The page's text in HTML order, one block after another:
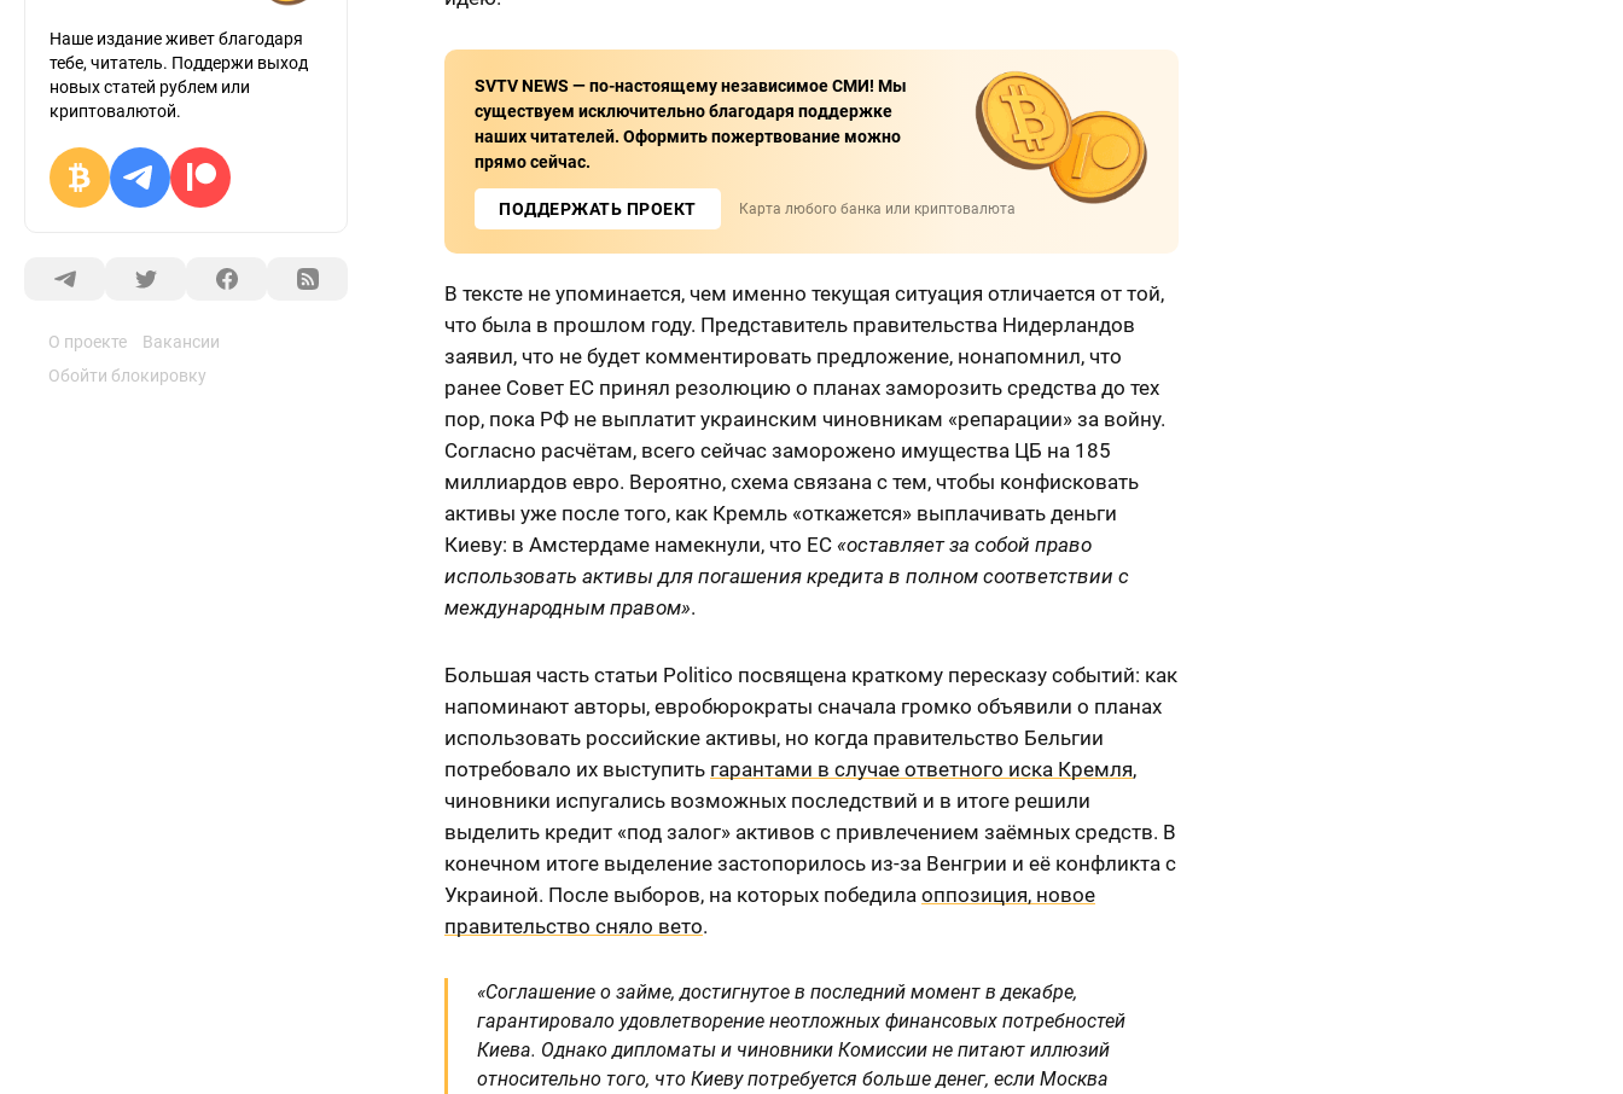
Наше издание живет благодаря
тебе, читатель. Поддержи выход
новых статей рублем или
криптовалютой.
О проекте
Вакансии
Обойти блокировку
SVTV NEWS — по-настоящему независимое СМИ! Мы
существуем исключительно благодаря поддержке
наших читателей. Оформить пожертвование можно
прямо сейчас.
ПОДДЕРЖАТЬ ПРОЕКТ Карта любого банка или криптовалюта
В тексте не упоминается, чем именно текущая ситуация отличается от той,
что была в прошлом году. Представитель правительства Нидерландов
заявил, что не будет комментировать предложение, нонапомнил, что
ранее Совет ЕС принял резолюцию о планах заморозить средства до тех
пор, пока РФ не выплатит украинским чиновникам «репарации» за войну.
Согласно расчётам, всего сейчас заморожено имущества ЦБ на 185
миллиардов евро. Вероятно, схема связана с тем, чтобы конфисковать
активы уже после того, как Кремль «откажется» выплачивать деньги
Киеву: в Амстердаме намекнули, что ЕС «оставляет за собой право
использовать активы для погашения кредита в полном соответствии с
международным правом».
Большая часть статьи Politico посвящена краткому пересказу событий: как
напоминают авторы, евробюрократы сначала громко объявили о планах
использовать российские активы, но когда правительство Бельгии
потребовало их выступить гарантами в случае ответного иска Кремля,
чиновники испугались возможных последствий и в итоге решили
выделить кредит «под залог» активов с привлечением заёмных средств. В
конечном итоге выделение застопорилось из-за Венгрии и её конфликта с
Украиной. После выборов, на которых победила оппозиция, новое
правительство сняло вето.
«Соглашение о займе, достигнутое в последний момент в декабре,
гарантировало удовлетворение неотложных финансовых потребностей
Киева. Однако дипломаты и чиновники Комиссии не питают иллюзий
относительно того, что Киеву потребуется больше денег, если Москва